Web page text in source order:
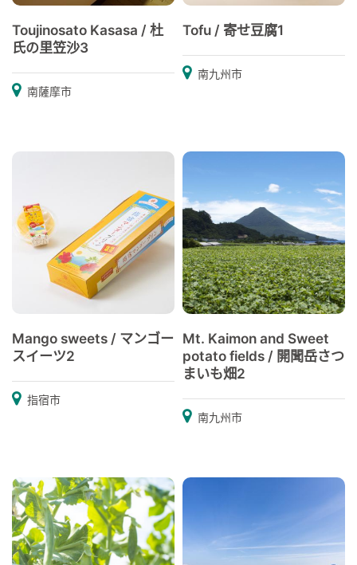
Toujinosato Kasasa / 杜
氏の里笠沙3
南薩摩市
Tofu / 寄せ豆腐1
南九州市
Mango sweets / マンゴー
スイーツ2
指宿市
Mt. Kaimon and Sweet
potato fields / 開聞岳さつ
まいも畑2
南九州市